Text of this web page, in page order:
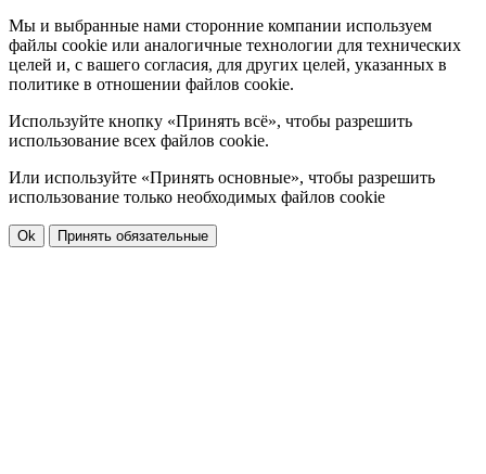
Мы и выбранные нами сторонние компании используем
файлы cookie или аналогичные технологии для технических
целей и, с вашего согласия, для других целей, указанных в
политике в отношении файлов cookie.
Используйте кнопку «Принять всё», чтобы разрешить
использование всех файлов cookie.
Или используйте «Принять основные», чтобы разрешить
использование только необходимых файлов cookie
Ok Принять обязательные